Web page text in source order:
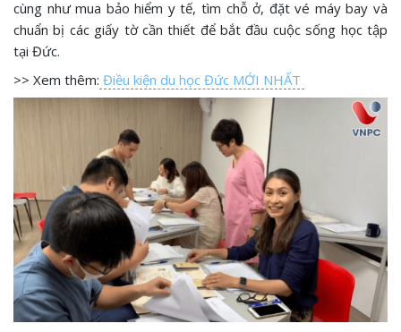
cùng như mua bảo hiểm y tế, tìm chỗ ở, đặt vé máy bay và
chuẩn bị các giấy tờ cần thiết để bắt đầu cuộc sống học tập
tại Đức.
>> Xem thêm: Điều kiện du học Đức MỚI NHẤT